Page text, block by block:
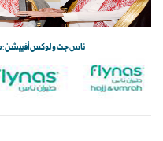
ناس جت و لوكس أفييشن: